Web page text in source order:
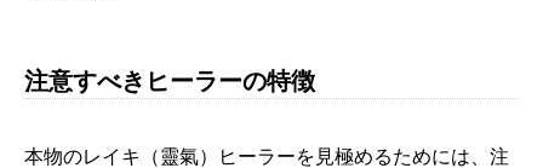
注意すべきヒーラーの特徴
本物のレイキ（靈氣）ヒーラーを見極めるためには、注